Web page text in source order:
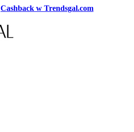
Cashback w Trendsgal.com